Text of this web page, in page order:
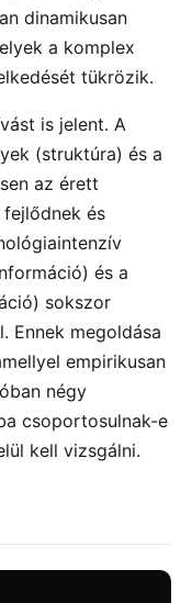
dinamikusan
a komplex
tükrözik.
is jelent. A
(struktúra) és a
az érett
és
és a
sokszor
Ennek megoldása
empirikusan
négy
csoportosulnak-e
kell vizsgálni.